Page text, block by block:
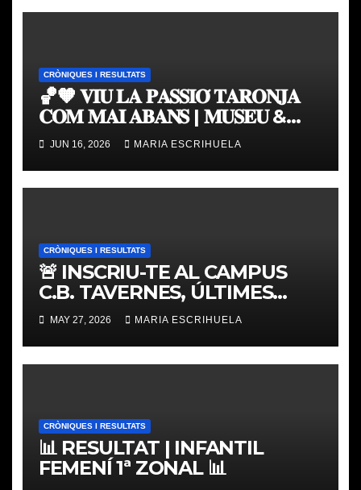
CRÒNIQUES I RESULTATS
🏀🧡 𝐕𝐈𝐔 𝐋𝐀 𝐏𝐀𝐒𝐒𝐈𝐎́ 𝐓𝐀𝐑𝐎𝐍𝐉𝐀
𝐂𝐎𝐌 𝐌𝐀𝐈 𝐀𝐁𝐀𝐍𝐒 | 𝐌𝐔𝐒𝐄𝐔 &
𝐓𝐎𝐔𝐑 𝐕𝐀𝐋𝐄𝐍𝐂𝐈𝐀 𝐁𝐀𝐒𝐊𝐄𝐓
JUN 16, 2026 MARIA ESCRIHUELA
CRÒNIQUES I RESULTATS
🚨 INSCRIU-TE AL CAMPUS
C.B. TAVERNES, ÚLTIMES
PLACES
MAY 27, 2026 MARIA ESCRIHUELA
CRÒNIQUES I RESULTATS
📊 RESULTAT | INFANTIL
FEMENÍ 1ª ZONAL 📊